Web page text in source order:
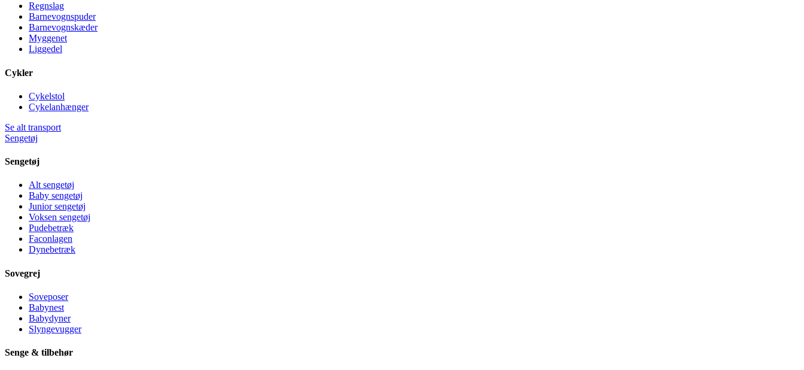
Regnslag
Barnevognspuder
Barnevognskæder
Myggenet
Liggedel
Cykler
Cykelstol
Cykelanhænger
Se alt transport
Sengetøj
Sengetøj
Alt sengetøj
Baby sengetøj
Junior sengetøj
Voksen sengetøj
Pudebetræk
Faconlagen
Dynebetræk
Sovegrej
Soveposer
Babynest
Babydyner
Slyngevugger
Senge & tilbehør